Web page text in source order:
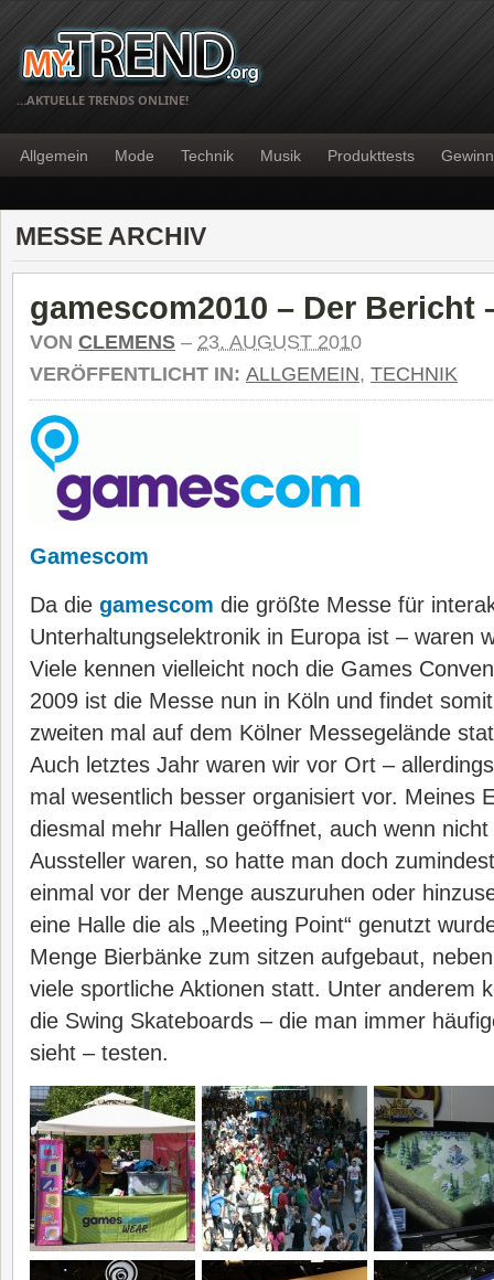
…AKTUELLE TRENDS ONLINE!
Allgemein Mode Technik Musik Produkttests
MESSE ARCHIV
gamescom2010 – Der Bericht
VON CLEMENS – 23. AUGUST 2010
VERÖFFENTLICHT IN: ALLGEMEIN, TECHNIK
Gamescom
Da die gamescom die größte Messe für
Unterhaltungselektronik in Europa ist – waren
Viele kennen vielleicht noch die Games
2009 ist die Messe nun in Köln und findet
zweiten mal auf dem Kölner Messegelände
Auch letztes Jahr waren wir vor Ort –
mal wesentlich besser organisiert vor. Meines
diesmal mehr Hallen geöffnet, auch wenn nicht
Aussteller waren, so hatte man doch
einmal vor der Menge auszuruhen oder
eine Halle die als „Meeting Point“ genutzt
Menge Bierbänke zum sitzen aufgebaut,
viele sportliche Aktionen statt. Unter anderem
die Swing Skateboards – die man immer
sieht – testen.